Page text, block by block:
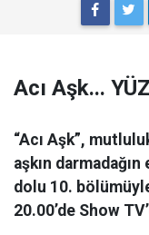
Acı Aşk...
“Acı Aşk”,
aşkın
dolu 10.
20.00’de Show